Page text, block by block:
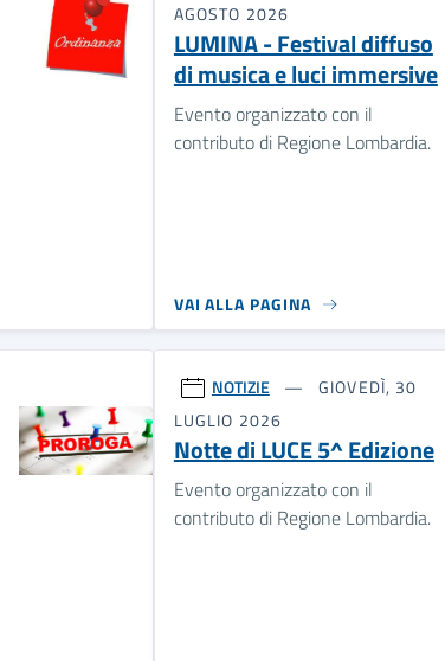
AGOSTO 2026
LUMINA - Festival diffuso
di musica e luci immersive
Evento organizzato con il
contributo di Regione Lombardia.
VAI ALLA PAGINA
NOTIZIE
GIOVEDÌ, 30
LUGLIO 2026
Notte di LUCE 5^ Edizione
Evento organizzato con il
contributo di Regione Lombardia.